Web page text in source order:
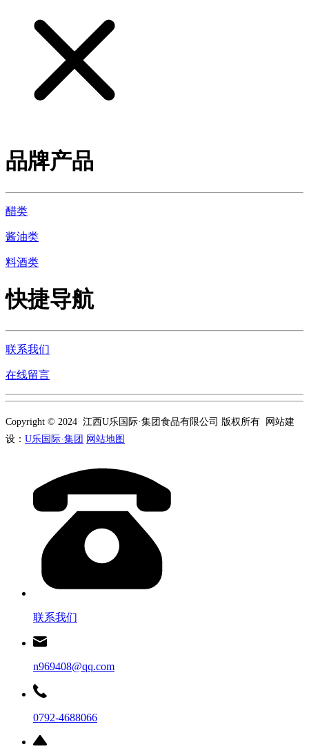
品牌产品
醋类
酱油类
料酒类
快捷导航
联系我们
在线留言
Copyright © 2024 江西U乐国际·集团食品有限公司 版权所有 网站建
设： U乐国际·集团 网站地图
联系我们
n969408@qq.com
0792-4688066